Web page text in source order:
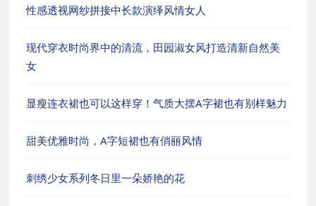
性感透视网纱拼接中长款演绎风情女人
现代穿衣时尚界中的清流，田园淑女风打造清新自然美
女
显瘦连衣裙也可以这样穿！气质大摆A字裙也有别样魅力
甜美优雅时尚，A字短裙也有俏丽风情
刺绣少女系列冬日里一朵娇艳的花